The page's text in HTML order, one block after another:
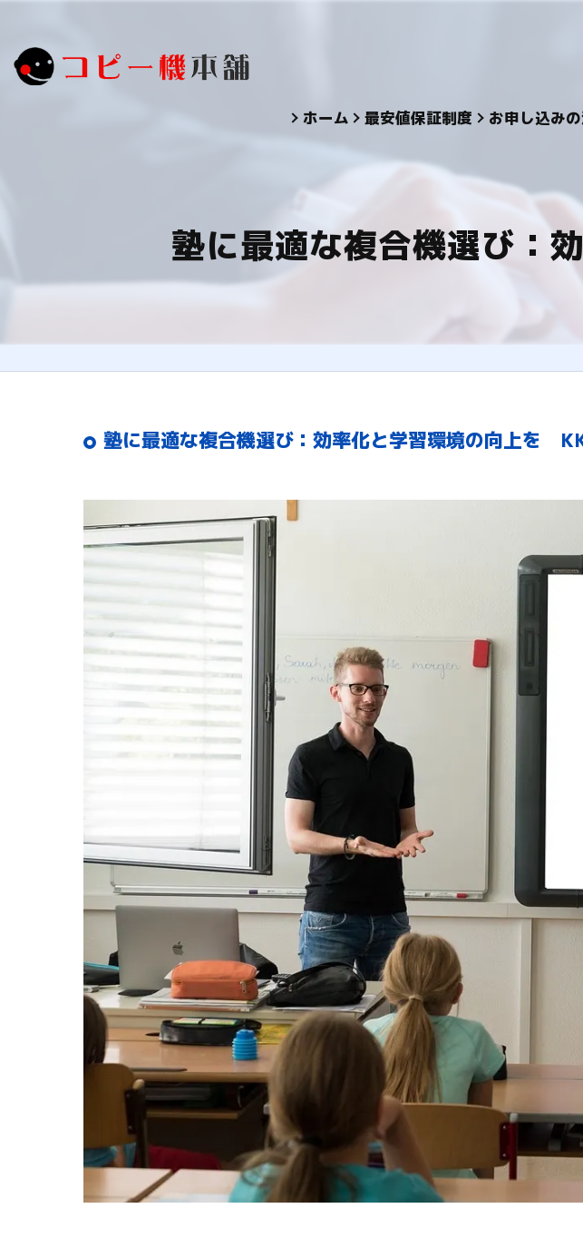
ホーム 最安値保証制度 お申し込み
塾に最適な複合機選び：
塾に最適な複合機選び：効率化と学習環境の向上を